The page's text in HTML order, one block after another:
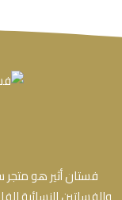
فستان أثير هو